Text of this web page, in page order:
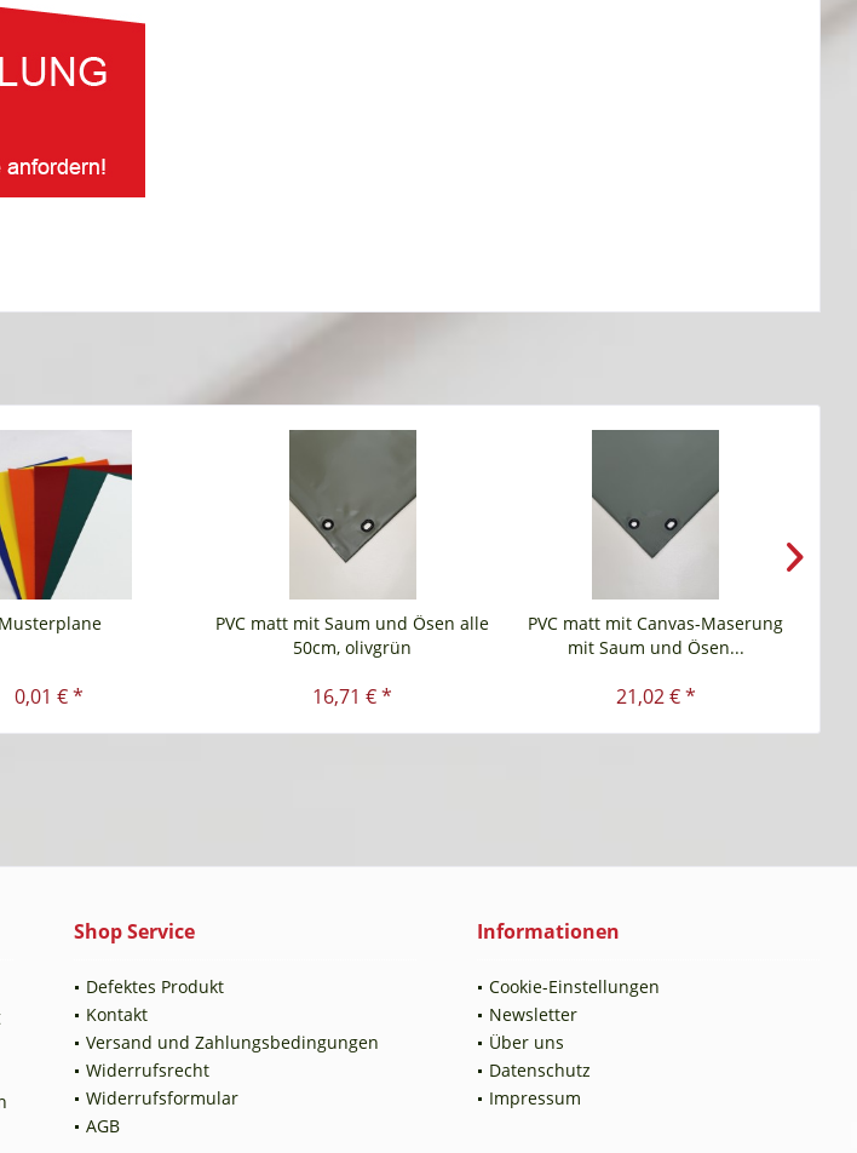
Musterplane
0,01 € *
PVC matt mit Saum und Ösen alle
50cm, olivgrün
16,71 € *
PVC matt mit Canvas-Maserung
mit Saum und Ösen...
21,02 € *
Shop Service
Defektes Produkt
Kontakt
Versand und Zahlungsbedingungen
Widerrufsrecht
Widerrufsformular
AGB
Informationen
Cookie-Einstellungen
Newsletter
Über uns
Datenschutz
Impressum